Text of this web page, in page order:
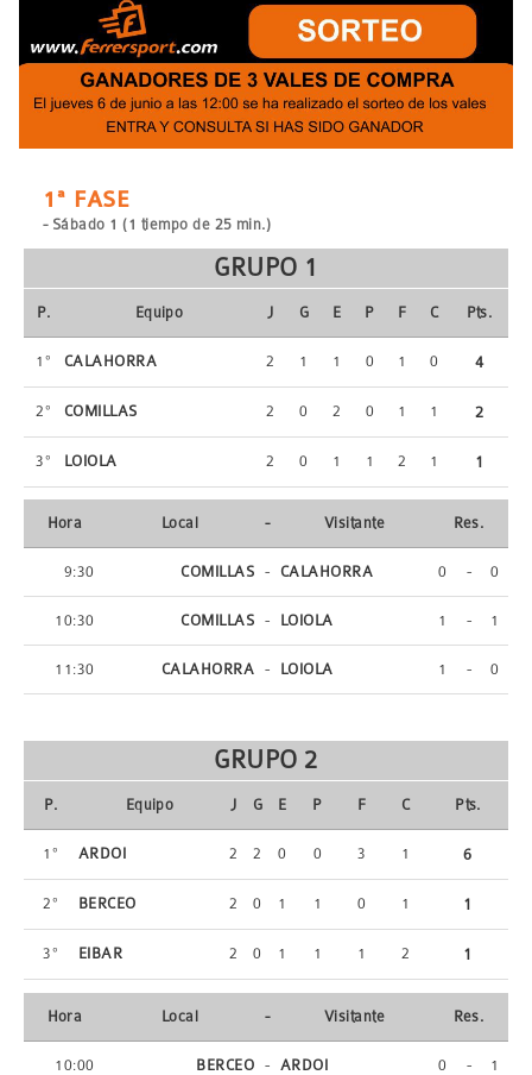
1ª FASE
- Sábado 1 (1 tiempo de 25 min.)
GRUPO 1
P. Equipo J G E P F C Pts.
1º CALAHORRA 2 1 1 0 1 0 4
2º COMILLAS 2 0 2 0 1 1 2
3º LOIOLA 2 0 1 1 2 1 1
Hora Local - Visitante Res.
9:30 COMILLAS - CALAHORRA 0 - 0
10:30 COMILLAS - LOIOLA 1 - 1
11:30 CALAHORRA - LOIOLA 1 - 0
GRUPO 2
P. Equipo J G E P F C Pts.
1º ARDOI 2 2 0 0 3 1 6
2º BERCEO 2 0 1 1 0 1 1
3º EIBAR 2 0 1 1 1 2 1
Hora Local - Visitante Res.
10:00 BERCEO - ARDOI 0 - 1